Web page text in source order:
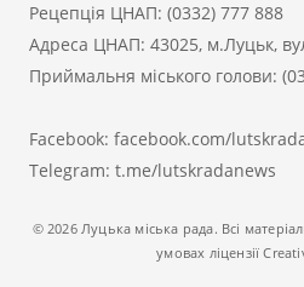
Рецепція ЦНАП: (0332) 777 888
Адреса ЦНАП: 43025, м.Луцьк,
Приймальня міського голови:
Facebook: facebook.com/
Telegram: t.me/lutskradanews
© 2026 Луцька міська рада. Всі
умовах ліцензії